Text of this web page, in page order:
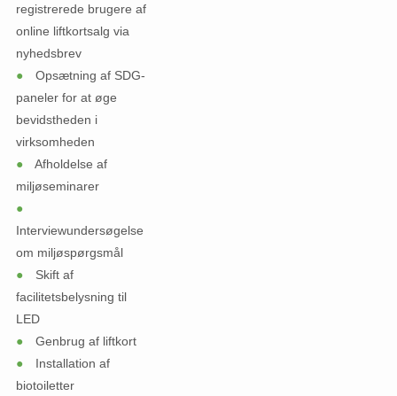
registrerede brugere af
online liftkortsalg via
nyhedsbrev
●Opsætning af SDG-
paneler for at øge
bevidstheden i
virksomheden
●Afholdelse af
miljøseminarer
●
Interviewundersøgelse
om miljøspørgsmål
●Skift af
facilitetsbelysning til
LED
●Genbrug af liftkort
●Installation af
biotoiletter